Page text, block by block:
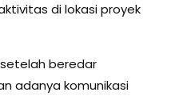
di lokasi proyek
beredar
adanya komunikasi